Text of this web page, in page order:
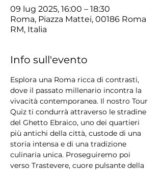
09 lug 2025, 16:00 – 18:30
Roma, Piazza Mattei, 00186 Roma
RM, Italia
Info sull'evento
Esplora una Roma ricca di contrasti,
dove il passato millenario incontra la
vivacità contemporanea. Il nostro Tour
Quiz ti condurrà attraverso le stradine
del Ghetto Ebraico, uno dei quartieri
più antichi della città, custode di una
storia intensa e di una tradizione
culinaria unica. Proseguiremo poi
verso Trastevere, cuore pulsante della